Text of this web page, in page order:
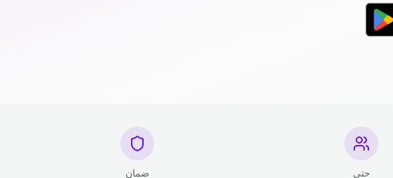
حتى ضمان